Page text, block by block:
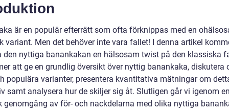
är en populär efterrätt som ofta förknippas med en
variant. Men det behöver inte vara fallet! I denna artikel
den nyttiga banankakan en hälsosam twist på den klassiska
att ge en grundlig översikt över nyttig banankaka, diskutera
populära varianter, presentera kvantitativa mätningar om
samt analysera hur de skiljer sig åt. Slutligen går vi igenom
genomgång av för- och nackdelarna med olika nyttiga